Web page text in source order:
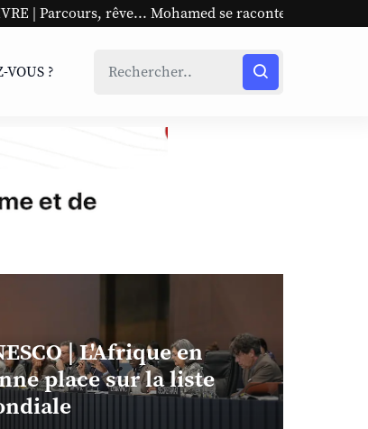
Mohamed se raconte UNESCO | L'Afrique en
VOUS ?
| L'Afrique en
place sur la liste